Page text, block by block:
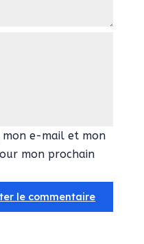
mon e-mail et mon
mon prochain